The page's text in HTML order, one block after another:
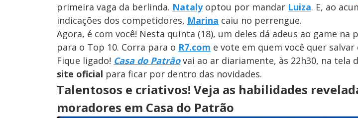
primeira vaga da berlinda. Natalyoptou por mandar Luiza. E, ao
indicações dos competidores, Marina caiu no perrengue.
Agora, é com você! Nesta quinta (18), um deles dá adeus ao game na
para o Top 10. Corra para o R7.com e vote em quem você quer salvar
Fique ligado! Casa do Patrãovai ao ar diariamente, às 22h30, na tela
site oficial para ficar por dentro das novidades.
Talentosos e criativos! Veja as habilidades
moradores em Casa do Patrão